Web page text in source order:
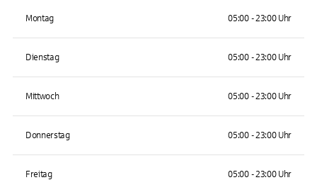
Montag 05:00 - 23:00 Uhr
Dienstag 05:00 - 23:00 Uhr
Mittwoch 05:00 - 23:00 Uhr
Donnerstag 05:00 - 23:00 Uhr
Freitag 05:00 - 23:00 Uhr